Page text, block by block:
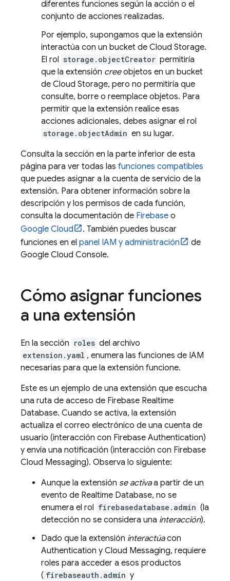
diferentes funciones según la acción o el
conjunto de acciones realizadas.
Por ejemplo, supongamos que la extensión
interactúa con un bucket de Cloud Storage.
El rol storage.objectCreator permitiría
que la extensión creeobjetos en un bucket
de Cloud Storage, pero no permitiría que
consulte, borre o reemplace objetos. Para
permitir que la extensión realice esas
acciones adicionales, debes asignar el rol
storage.objectAdmin en su lugar.
Consulta la sección en la parte inferior de esta
página para ver todas las funciones compatibles
que puedes asignar a la cuenta de servicio de la
extensión. Para obtener información sobre la
descripción y los permisos de cada función,
consulta la documentación de Firebase o
Google Cloud
. También puedes buscar
funciones en el panel IAM y administración
de
Google Cloud Console.
Cómo asignar funciones
a una extensión
En la sección roles del archivo
extension.yaml , enumera las funciones de IAM
necesarias para que la extensión funcione.
Este es un ejemplo de una extensión que escucha
una ruta de acceso de Firebase Realtime
Database. Cuando se activa, la extensión
actualiza el correo electrónico de una cuenta de
usuario (interacción con Firebase Authentication)
y envía una notificación (interacción con Firebase
Cloud Messaging). Observa lo siguiente:
Aunque la extensión se activaa partir de un
evento de Realtime Database, no se
enumera el rol firebasedatabase.admin (la
detección no se considera una interacción).
Dado que la extensión interactúacon
Authentication y Cloud Messaging, requiere
roles para acceder a esos productos
( firebaseauth.admin y